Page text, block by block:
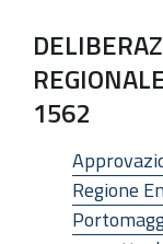
1562
Regione